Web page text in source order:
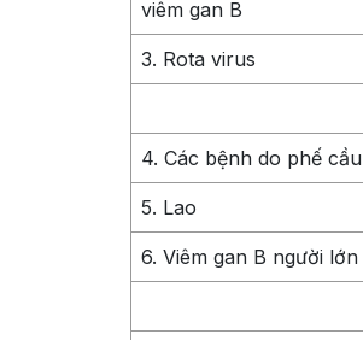
viêm gan B
3. Rota virus
4. Các bệnh do phế cầu
5. Lao
6. Viêm gan B người lớn